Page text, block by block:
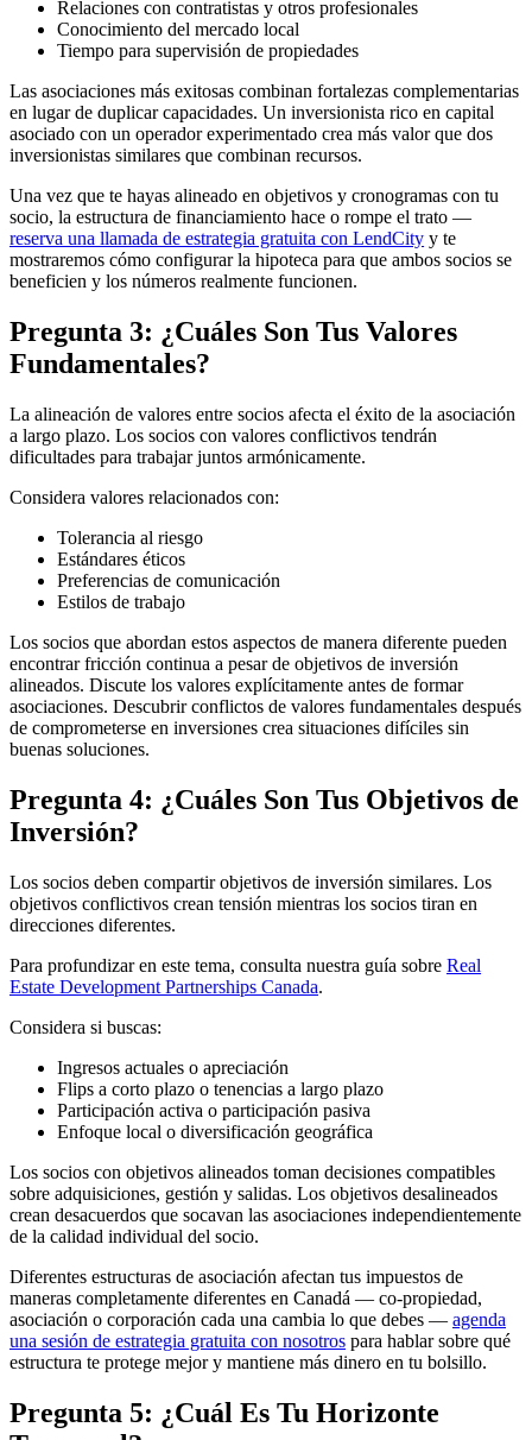
Relaciones con contratistas y otros profesionales
Conocimiento del mercado local
Tiempo para supervisión de propiedades
Las asociaciones más exitosas combinan fortalezas complementarias
en lugar de duplicar capacidades. Un inversionista rico en capital
asociado con un operador experimentado crea más valor que dos
inversionistas similares que combinan recursos.
Una vez que te hayas alineado en objetivos y cronogramas con tu
socio, la estructura de financiamiento hace o rompe el trato —
reserva una llamada de estrategia gratuita con LendCity y te
mostraremos cómo configurar la hipoteca para que ambos socios se
beneficien y los números realmente funcionen.
Pregunta 3: ¿Cuáles Son Tus Valores
Fundamentales?
La alineación de valores entre socios afecta el éxito de la asociación
a largo plazo. Los socios con valores conflictivos tendrán
dificultades para trabajar juntos armónicamente.
Considera valores relacionados con:
Tolerancia al riesgo
Estándares éticos
Preferencias de comunicación
Estilos de trabajo
Los socios que abordan estos aspectos de manera diferente pueden
encontrar fricción continua a pesar de objetivos de inversión
alineados. Discute los valores explícitamente antes de formar
asociaciones. Descubrir conflictos de valores fundamentales después
de comprometerse en inversiones crea situaciones difíciles sin
buenas soluciones.
Pregunta 4: ¿Cuáles Son Tus Objetivos de
Inversión?
Los socios deben compartir objetivos de inversión similares. Los
objetivos conflictivos crean tensión mientras los socios tiran en
direcciones diferentes.
Para profundizar en este tema, consulta nuestra guía sobre Real
Estate Development Partnerships Canada.
Considera si buscas:
Ingresos actuales o apreciación
Flips a corto plazo o tenencias a largo plazo
Participación activa o participación pasiva
Enfoque local o diversificación geográfica
Los socios con objetivos alineados toman decisiones compatibles
sobre adquisiciones, gestión y salidas. Los objetivos desalineados
crean desacuerdos que socavan las asociaciones independientemente
de la calidad individual del socio.
Diferentes estructuras de asociación afectan tus impuestos de
maneras completamente diferentes en Canadá — co-propiedad,
asociación o corporación cada una cambia lo que debes — agenda
una sesión de estrategia gratuita con nosotros para hablar sobre qué
estructura te protege mejor y mantiene más dinero en tu bolsillo.
Pregunta 5: ¿Cuál Es Tu Horizonte